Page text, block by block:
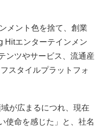
メント色を捨て、創業
Hitエンターテインメン
ンツやサービス、流通産
スタイルプラットフォ
が広まるにつれ、現在
使命を感じた」と、社名